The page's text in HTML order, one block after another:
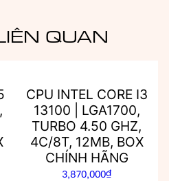
QUAN
CPU INTEL CORE I3
13100 | LGA1700,
TURBO 4.50 GHZ,
4C/8T, 12MB, BOX
CHÍNH HÃNG
3,870,000₫